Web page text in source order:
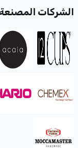
الشركات